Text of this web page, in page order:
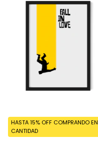
HASTA 15% OFF COMPRANDO EN
CANTIDAD